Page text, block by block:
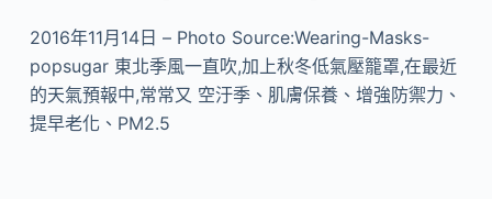
2016年11月14日 – Photo Source:Wearing-Masks-
popsugar 東北季風一直吹,加上秋冬低氣壓籠罩,在最近
的天氣預報中,常常又 空汙季、肌膚保養、增強防禦力、
提早老化、PM2.5